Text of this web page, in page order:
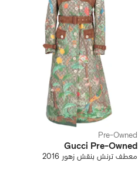
Pre-Owned
Gucci Pre-Owned
معطف ترنش بنقش زهور 2016